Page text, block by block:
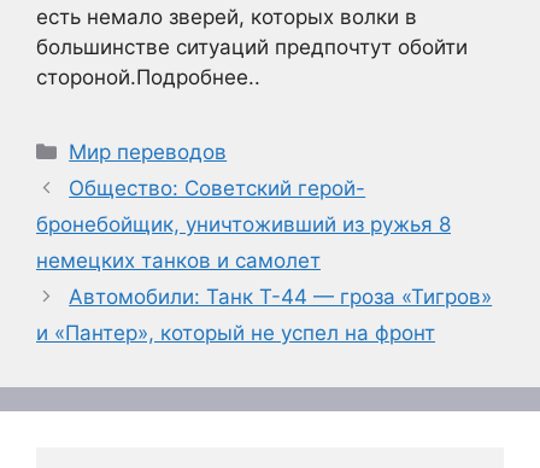
есть немало зверей, которых волки в
большинстве ситуаций предпочтут обойти
стороной.Подробнее..
Рубрики
Мир переводов
Общество: Советский герой-
бронебойщик, уничтоживший из ружья 8
немецких танков и самолет
Автомобили: Танк Т-44 — гроза «Тигров»
и «Пантер», который не успел на фронт